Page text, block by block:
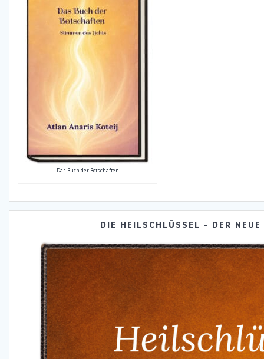
Das Buch der Botschaften
DIE HEILSCHLÜSSEL – DER